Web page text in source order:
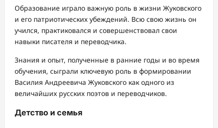
Образование играло важную роль в жизни Жуковского
и его патриотических убеждений. Всю свою жизнь он
учился, практиковался и совершенствовал свои
навыки писателя и переводчика.
Знания и опыт, полученные в ранние годы и во время
обучения, сыграли ключевую роль в формировании
Василия Андреевича Жуковского как одного из
величайших русских поэтов и переводчиков.
Детство и семья